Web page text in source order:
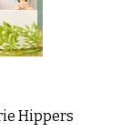
Hippers